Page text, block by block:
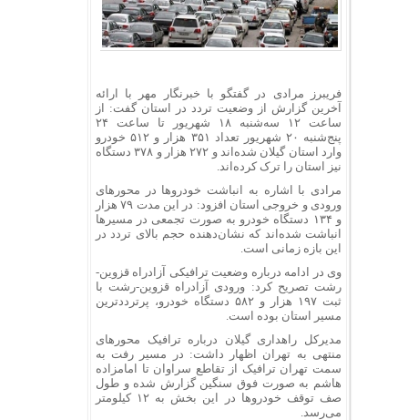
فریبرز مرادی در گفتگو با خبرنگار مهر با ارائه
آخرین گزارش از وضعیت تردد در استان گفت: از
ساعت ۱۲ سه‌شنبه ۱۸ شهریور تا ساعت ۲۴
پنج‌شنبه ۲۰ شهریور تعداد ۳۵۱ هزار و ۵۱۲ خودرو
وارد استان گیلان شده‌اند و ۲۷۲ هزار و ۳۷۸ دستگاه
نیز استان را ترک کرده‌اند.
مرادی با اشاره به انباشت خودروها در محورهای
ورودی و خروجی استان افزود: در این مدت ۷۹ هزار
و ۱۳۴ دستگاه خودرو به صورت تجمعی در مسیرها
انباشت شده‌اند که نشان‌دهنده حجم بالای تردد در
این بازه زمانی است.
وی در ادامه درباره وضعیت ترافیکی آزادراه قزوین-
رشت تصریح کرد: ورودی آزادراه قزوین-رشت با
ثبت ۱۹۷ هزار و ۵۸۲ دستگاه خودرو، پرترددترین
مسیر استان بوده است.
مدیرکل راهداری گیلان درباره ترافیک محورهای
منتهی به تهران اظهار داشت: در مسیر رفت به
سمت تهران ترافیک از تقاطع سراوان تا امامزاده
هاشم به صورت فوق سنگین گزارش شده و طول
صف توقف خودروها در این بخش به ۱۲ کیلومتر
می‌رسد.